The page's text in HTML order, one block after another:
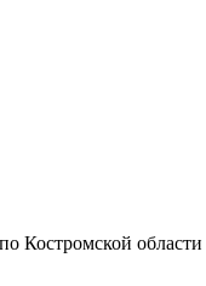
Костромской области